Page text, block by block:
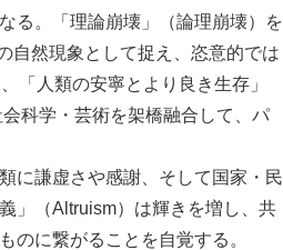
る。「理論崩壊」（論理崩壊）を
自然現象として捉え、恣意的では
「人類の安寧とより良き生存」
科学・芸術を架橋融合して、パ
に謙虚さや感謝、そして国家・民
」（Altruism）は輝きを増し、共
のに繋がることを自覚する。